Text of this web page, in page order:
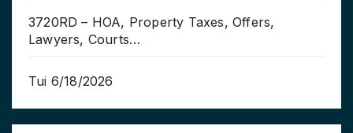
3720RD – HOA, Property Taxes, Offers,
Lawyers, Courts…
Tui 6/18/2026